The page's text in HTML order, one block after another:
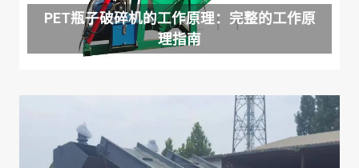
PET瓶子破碎机的工作原理：完整的工作原
理指南